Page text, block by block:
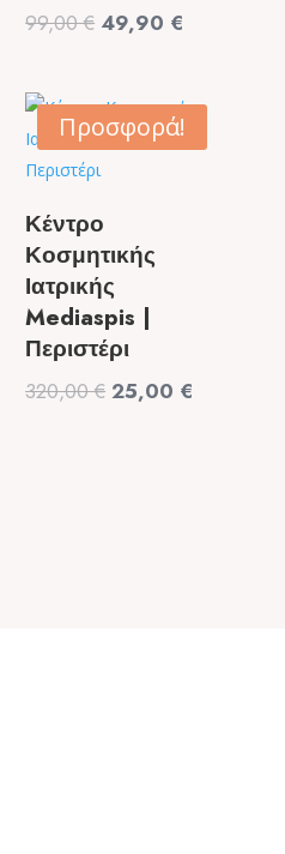
99,00€ Original
99,00 €.
49,90 €
49,90 €.
Προσφορά!
Κέντρο
Κοσμητικής
Ιατρικής
Mediaspis |
Περιστέρι
320,00€ Original
25,00 €